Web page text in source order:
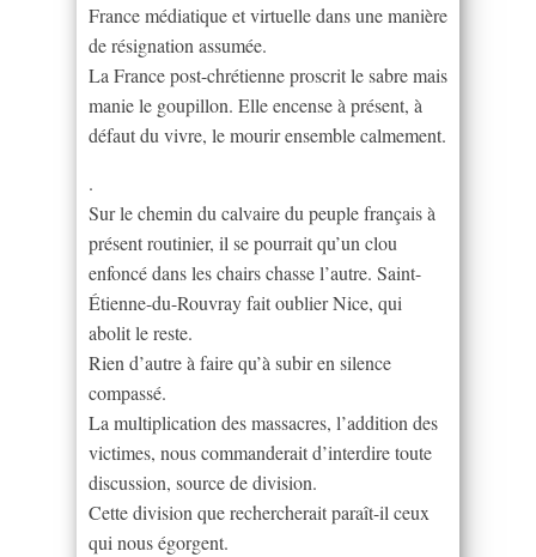
France médiatique et virtuelle dans une manière
de résignation assumée.
La France post-chrétienne proscrit le sabre mais
manie le goupillon. Elle encense à présent, à
défaut du vivre, le mourir ensemble calmement.
.
Sur le chemin du calvaire du peuple français à
présent routinier, il se pourrait qu’un clou
enfoncé dans les chairs chasse l’autre. Saint-
Étienne-du-Rouvray fait oublier Nice, qui
abolit le reste.
Rien d’autre à faire qu’à subir en silence
compassé.
La multiplication des massacres, l’addition des
victimes, nous commanderait d’interdire toute
discussion, source de division.
Cette division que rechercherait paraît-il ceux
qui nous égorgent.